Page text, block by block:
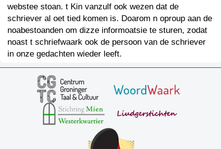
webstee stoan. t Kin vanzulf ook wezen dat de
schriever al oet tied komen is. Doarom n oproup aan de
noabestoanden om dizze informoatsie te sturen, zodat
noast t schriefwaark ook de persoon van de schriever
in onze gedachten wieder leeft.